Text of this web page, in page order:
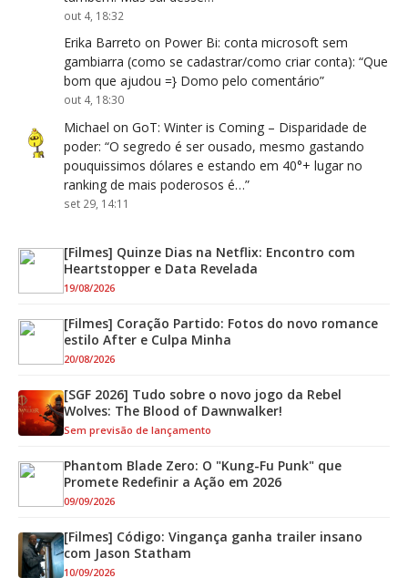
out 4, 18:32
Erika Barreto on Power Bi: conta microsoft sem
gambiarra (como se cadastrar/como criar conta): “Que
bom que ajudou =} Domo pelo comentário”
out 4, 18:30
Michael on GoT: Winter is Coming – Disparidade de
poder: “O segredo é ser ousado, mesmo gastando
pouquissimos dólares e estando em 40°+ lugar no
ranking de mais poderosos é…”
set 29, 14:11
[Filmes] Quinze Dias na Netflix: Encontro com
Heartstopper e Data Revelada
19/08/2026
[Filmes] Coração Partido: Fotos do novo romance
estilo After e Culpa Minha
20/08/2026
[SGF 2026] Tudo sobre o novo jogo da Rebel
Wolves: The Blood of Dawnwalker!
Sem previsão de lançamento
Phantom Blade Zero: O "Kung-Fu Punk" que
Promete Redefinir a Ação em 2026
09/09/2026
[Filmes] Código: Vingança ganha trailer insano
com Jason Statham
10/09/2026